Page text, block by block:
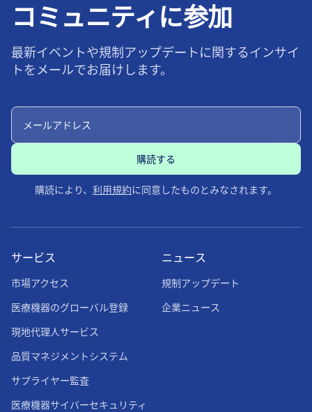
コミュニティに参加
最新イベントや規制アップデートに関するインサイ
トをメールでお届けします。
購読により、 利用規約に同意したものとみなされます。
ニュース
規制アップデート
企業ニュース
サービス
市場アクセス
医療機器のグローバル登録
現地代理人サービス
品質マネジメントシステム
サプライヤー監査
医療機器サイバーセキュリティ